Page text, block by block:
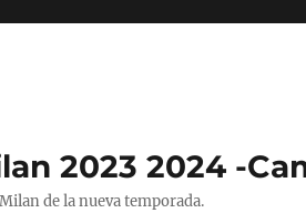
2023 2024 -
de la nueva temporada.